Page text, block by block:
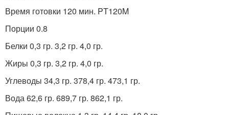
Время готовки 120 мин. PT120M
Порции 0.8
Белки 0,3 гр. 3,2 гр. 4,0 гр.
Жиры 0,3 гр. 3,2 гр. 4,0 гр.
Углеводы 34,3 гр. 378,4 гр. 473,1 гр.
Вода 62,6 гр. 689,7 гр. 862,1 гр.